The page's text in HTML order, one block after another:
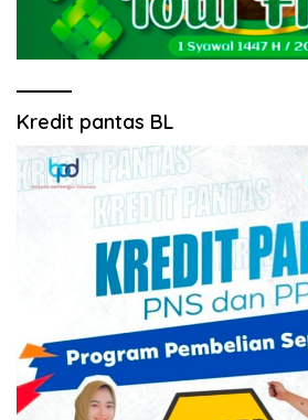
Kredit pantas BL